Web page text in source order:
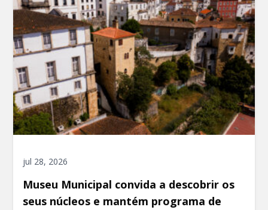
jul 28, 2026
Museu Municipal convida a descobrir os
seus núcleos e mantém programa de